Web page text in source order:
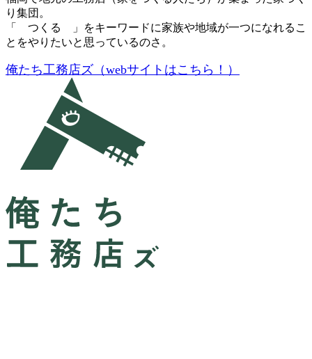
り集団。
「 つくる 」をキーワードに家族や地域が一つになれるこ
とをやりたいと思っているのさ。
俺たち工務店ズ（webサイトはこちら！）